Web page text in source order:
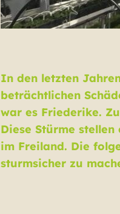
In den letzten
beträchtlichen
war es Friederike.
Diese Stürme
im Freiland. Die
sturmsicher zu